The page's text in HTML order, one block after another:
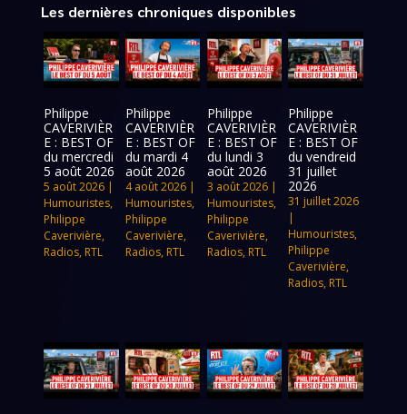
Les dernières chroniques disponibles
Philippe
CAVERIVIÈR
E : BEST OF
du mercredi
5 août 2026
5 août 2026 |
Humouristes,
Philippe
Caverivière,
Radios, RTL
Philippe
CAVERIVIÈR
E : BEST OF
du mardi 4
août 2026
4 août 2026|
Humouristes,
Philippe
Caverivière,
Radios, RTL
Philippe
CAVERIVIÈR
E : BEST OF
du lundi 3
août 2026
3 août 2026|
Humouristes,
Philippe
Caverivière,
Radios, RTL
Philippe
CAVERIVIÈR
E : BEST OF
du vendreid
31 juillet
2026
31 juillet 2026
|
Humouristes,
Philippe
Caverivière,
Radios, RTL